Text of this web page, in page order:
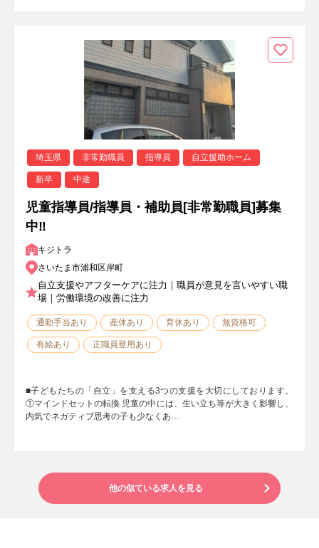
埼玉県 非常勤職員 指導員 自立援助ホーム
新卒 中途
児童指導員/指導員・補助員[非常勤職員]募集
中‼
キジトラ
さいたま市浦和区岸町
自立支援やアフターケアに注力｜職員が意見を言いやすい職
場｜労働環境の改善に注力
通勤手当あり 産休あり 育休あり 無資格可
有給あり 正職員登用あり
■子どもたちの「自立」を支える3つの支援を大切にしております。
①マインドセットの転換 児童の中には、生い立ち等が大きく影響し、
内気でネガティブ思考の子も少なくあ…
他の似ている求人を見る